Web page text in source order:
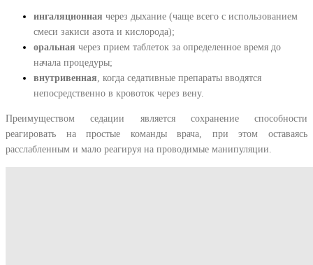
ингаляционная через дыхание (чаще всего с использованием
смеси закиси азота и кислорода);
оральная через прием таблеток за определенное время до
начала процедуры;
внутривенная , когда седативные препараты вводятся
непосредственно в кровоток через вену.
Преимуществом седации является сохранение способности
реагировать на простые команды врача, при этом оставаясь
расслабленным и мало реагируя на проводимые манипуляции.